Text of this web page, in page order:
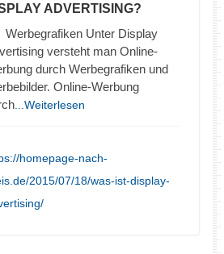
ADVERTISING?
Werbegrafiken Unter Display
versteht man Online-
durch Werbegrafiken und
Online-Werbung
...Weiterlesen
homepage-nach-
2015/07/18/was-ist-display-